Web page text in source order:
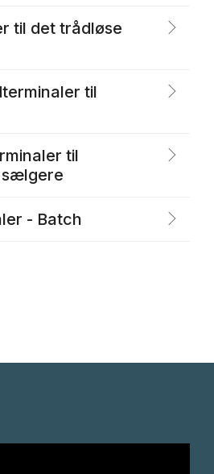
til det trådløse
til
til
- Batch